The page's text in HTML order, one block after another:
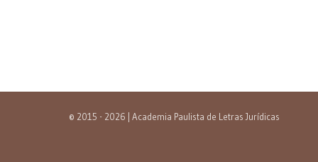
© 2015 - 2026 | Academia Paulista de Letras Jurídicas